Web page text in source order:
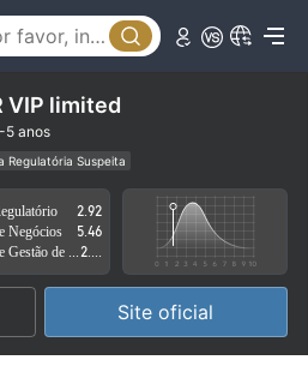
VIP limited
5 anos
Regulatória Suspeita
negócios suspeita
Risco potencial alto
2.92
Negócios
5.46
Site oficial